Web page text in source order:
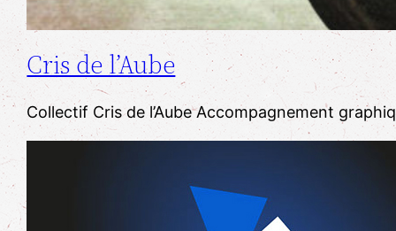
Cris de l’Aube
Collectif Cris de l’Aube Accompagnement